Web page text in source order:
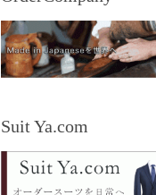
Suit Ya.com